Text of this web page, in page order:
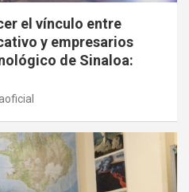
el vínculo entre
y empresarios
de Sinaloa: